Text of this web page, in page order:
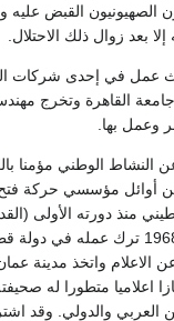
الصهيونيون القبض عليه
بعد زوال ذلك الاحتلال.
عمل في إحدى شركات
القاهرة وتخرج
النشاط الوطني مؤمنا
أوائل مؤسسي حركة
2/6/1964). وفي سنة 1968 ترك عمله
واتخذ مدينة
اعلاميا متطورا له
العربي والدولي. وقد